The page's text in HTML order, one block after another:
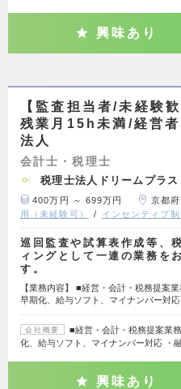
興味あり
【監査担当者/未経験
残業月15h未満/経営
法人
会計士・税理士
税理士法人ドリームプラス
400万円 ～ 699万円 京都府
用（未経験可）
インセンティブ制
巡回監査や試算表作成等、
ィングとして一連の業務を
す。
【業務内容】 ■経営・会計・税務提案
早期化、給与ソフト、マイナンバー対
会社概要
■経営・会計・税務提案業
化、給与ソフト、マイナンバー対応 ・
興味あり